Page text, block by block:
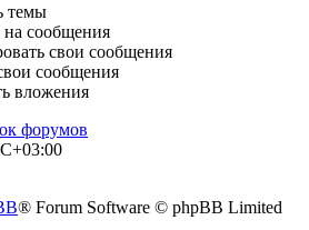
темы
на сообщения
свои сообщения
сообщения
вложения
форумов
® Forum Software © phpBB Limited